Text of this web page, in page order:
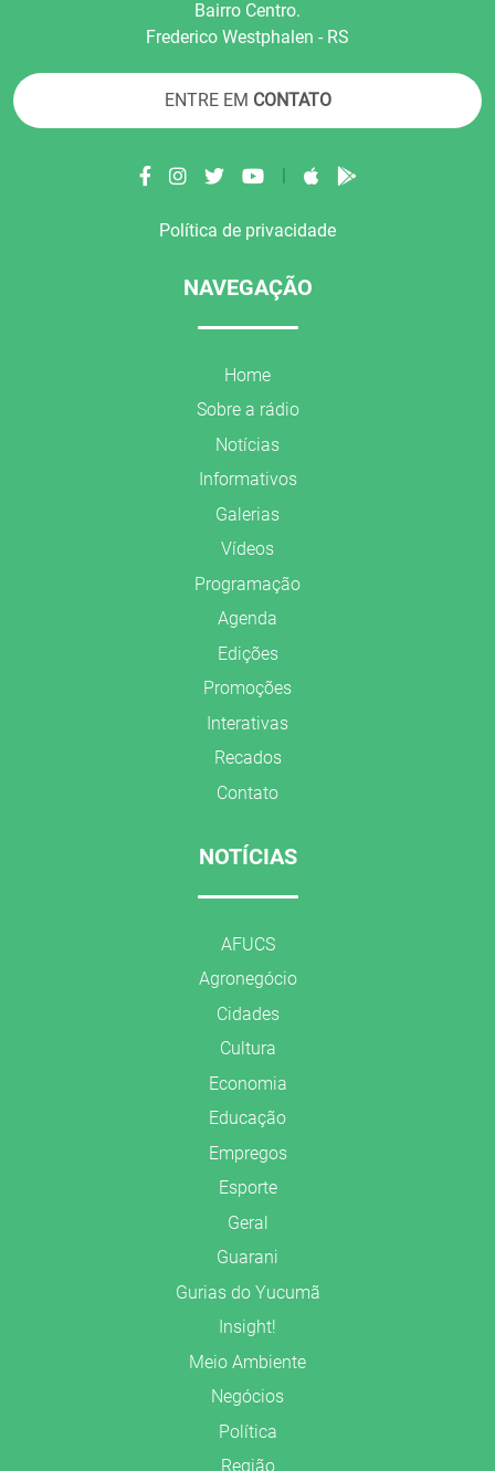
Bairro Centro.
Frederico Westphalen - RS
ENTRE EM CONTATO
|
Política de privacidade
NAVEGAÇÃO
Home
Sobre a rádio
Notícias
Informativos
Galerias
Vídeos
Programação
Agenda
Edições
Promoções
Interativas
Recados
Contato
NOTÍCIAS
AFUCS
Agronegócio
Cidades
Cultura
Economia
Educação
Empregos
Esporte
Geral
Guarani
Gurias do Yucumã
Insight!
Meio Ambiente
Negócios
Política
Região